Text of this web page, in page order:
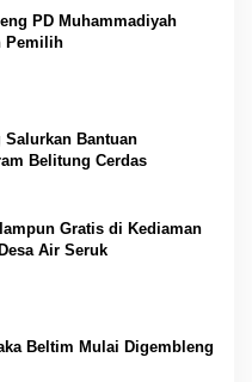
PD Muhammadiyah
Pemilih
Salurkan Bantuan
Belitung Cerdas
Gratis di Kediaman
Air Seruk
Beltim Mulai Digembleng